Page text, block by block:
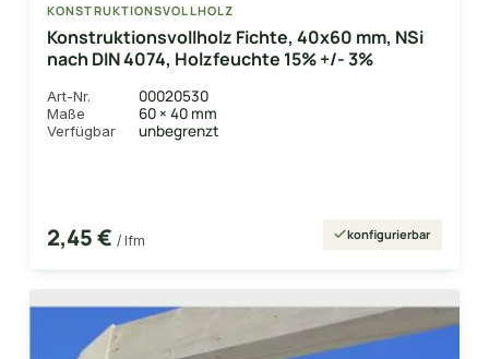
KONSTRUKTIONSVOLLHOLZ
Konstruktionsvollholz Fichte, 40x60 mm, NSi
nach DIN 4074, Holzfeuchte 15% +/- 3%
Art-Nr. 00020530
Maße 60 × 40 mm
Verfügbar unbegrenzt
2,45 € / lfm konfigurierbar